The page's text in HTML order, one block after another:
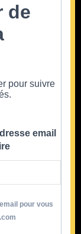
Building
de
pour suivre
email
pour vous